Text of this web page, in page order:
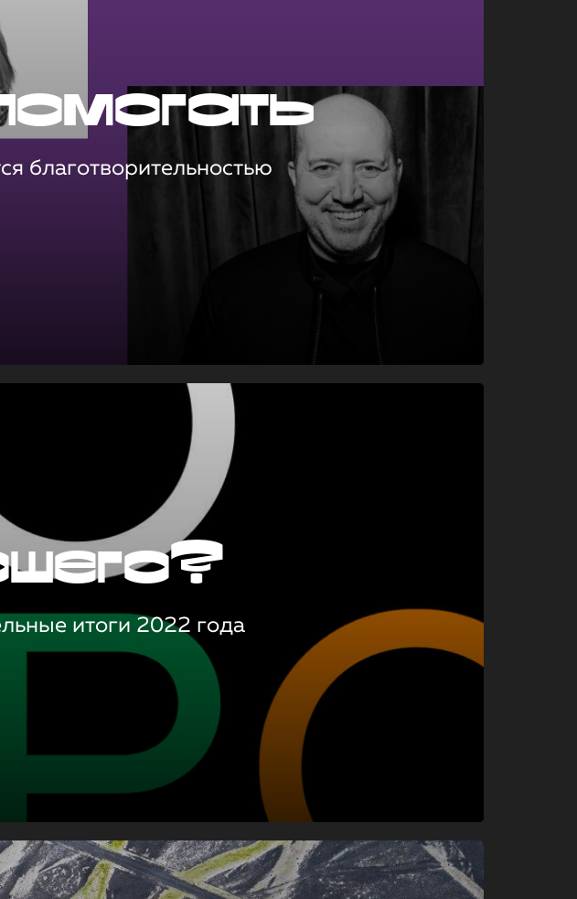
благотворительностью
итоги 2022 года